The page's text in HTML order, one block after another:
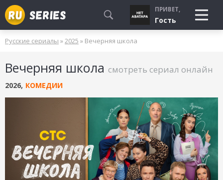
СМОТРЮ
БУДУ СМОТРЕТЬ
УЖЕ СМОТРЕЛ
ПРИВЕТ,
Гость
Русские сериалы »2025 » Вечерняя школа
Вечерняя школа смотреть сериал онлайн
2026, КОМЕДИИ